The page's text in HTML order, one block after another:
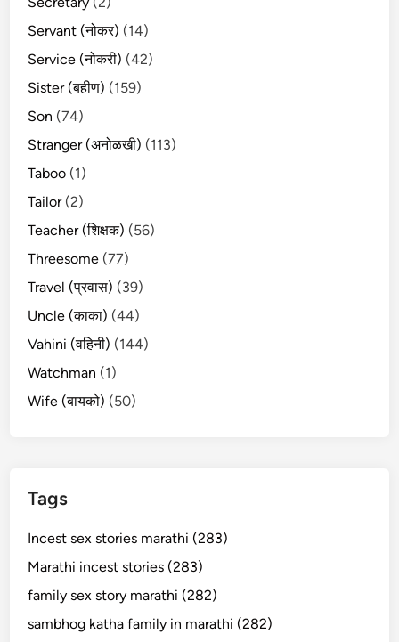
Servant (नोकर) (14)
Service (नोकरी) (42)
Sister (बहीण) (159)
Son (74)
Stranger (अनोळखी) (113)
Taboo (1)
Tailor(2)
Teacher (शिक्षक) (56)
Threesome (77)
Travel (प्रवास) (39)
Uncle (काका) (44)
Vahini (वहिनी) (144)
Watchman (1)
Wife (बायको) (50)
Tags
Incest sex stories marathi (283)
Marathi incest stories (283)
family sex story marathi (282)
sambhog katha family in marathi (282)